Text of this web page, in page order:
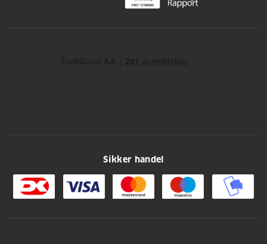
Sikker handel